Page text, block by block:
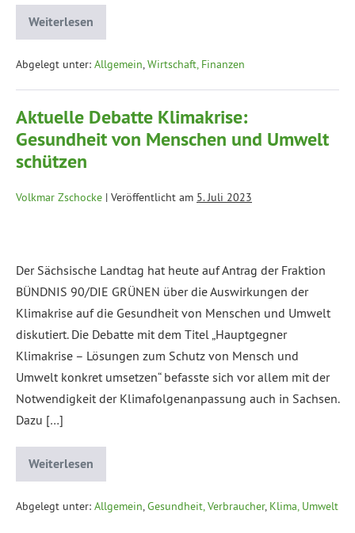
Weiterlesen
Abgelegt unter: Allgemein,Wirtschaft, Finanzen
Aktuelle Debatte Klimakrise:
Gesundheit von Menschen und Umwelt
schützen
Volkmar Zschocke | Veröffentlicht am 5. Juli 2023
Der Sächsische Landtag hat heute auf Antrag der Fraktion
BÜNDNIS 90/DIE GRÜNEN über die Auswirkungen der
Klimakrise auf die Gesundheit von Menschen und Umwelt
diskutiert. Die Debatte mit dem Titel „Hauptgegner
Klimakrise – Lösungen zum Schutz von Mensch und
Umwelt konkret umsetzen“ befasste sich vor allem mit der
Notwendigkeit der Klimafolgenanpassung auch in Sachsen.
Dazu […]
Weiterlesen
Abgelegt unter: Allgemein,Gesundheit, Verbraucher, Klima, Umwelt